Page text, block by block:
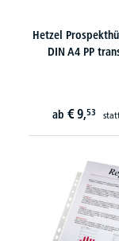
Hetzel
DIN A4 PP
ab € 9,53